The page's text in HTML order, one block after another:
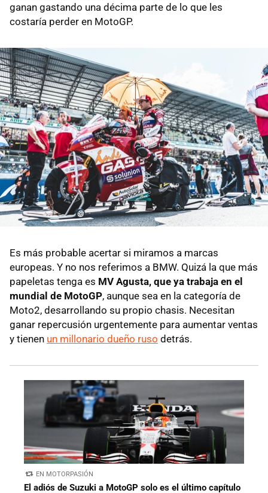
ganan gastando una décima parte de lo que les
costaría perder en MotoGP.
Es más probable acertar si miramos a marcas
europeas. Y no nos referimos a BMW. Quizá la que más
papeletas tenga es MV Agusta, que ya trabaja en el
mundial de MotoGP, aunque sea en la categoría de
Moto2, desarrollando su propio chasis. Necesitan
ganar repercusión urgentemente para aumentar ventas
y tienen un millonario dueño ruso detrás.
EN MOTORPASIÓN
El adiós de Suzuki a MotoGP solo es el último capítulo